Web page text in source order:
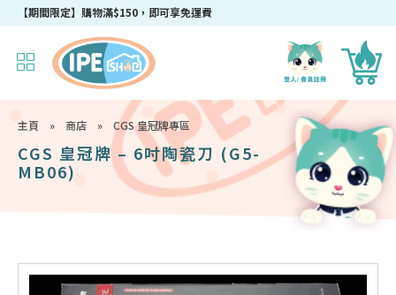
【期間限定】購物滿$150，即可享免運費
主頁 » 商店 » CGS 皇冠牌專區
CGS 皇冠牌 – 6吋陶瓷刀 (G5-
MB06)